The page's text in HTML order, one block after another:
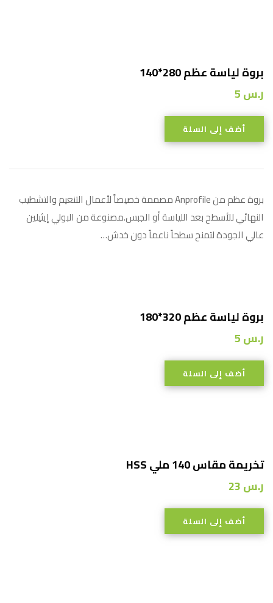
بروة لياسة عظم 280*140
ر.س5
أضف إلى السلة
بروة عظم من Anprofile مصممة خصيصاً لأعمال التنعيم والتشطيب
النهائي للأسطح بعد اللياسة أو الجبس.مصنوعة من البولي إيثيلين
عالي الجودة لتمنح سطحاً ناعماً دون خدش…
بروة لياسة عظم 320*180
ر.س5
أضف إلى السلة
تخريمة مقاس 140 ملي HSS
ر.س23
أضف إلى السلة